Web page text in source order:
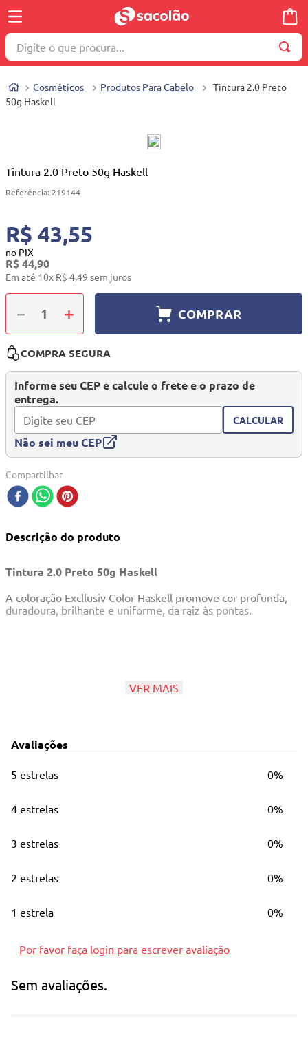
Digite o que procura...
Cosméticos Produtos Para Cabelo
Tintura 2.0 Preto
50g Haskell
Tintura 2.0 Preto 50g Haskell
Referência: 219144
R$ 43,55
no PIX
R$44,90
Em até 10x R$ 4,49 sem juros
＋
－ COMPRAR
COMPRA SEGURA
Informe seu CEP e calcule o frete e o prazo de
entrega.
CALCULAR
Não sei meu CEP
Compartilhar
Descrição do produto
Tintura 2.0 Preto 50g Haskell
A coloração Excllusiv Color Haskell promove cor profunda,
duradoura, brilhante e uniforme, da raiz às pontas.
Principais Características
Direção olfativa: frutal floral
VER MAIS
Avaliações
5 estrelas 0%
4 estrelas 0%
3 estrelas 0%
2 estrelas 0%
1 estrela 0%
Por favor faça login para escrever avaliação
Sem avaliações.
1º
wella
10
quadriciclo